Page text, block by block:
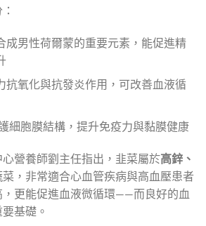
成男性荷爾蒙的重要元素，能促進精
抗氧化與抗發炎作用，可改善血液循
細胞膜結構，提升免疫力與黏膜健康
營養師劉主任指出，韭菜屬於高鋅、
菜，非常適合心血管疾病與高血壓患者
，更能促進血液微循環——而良好的血
基礎。